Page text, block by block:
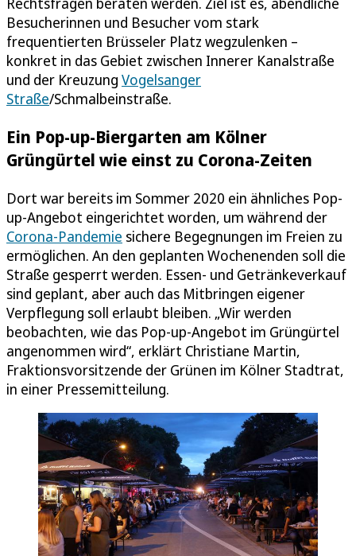
Besucherinnen und Besucher vom stark
frequentierten Brüsseler Platz wegzulenken –
konkret in das Gebiet zwischen Innerer Kanalstraße
und der Kreuzung Vogelsanger
Straße/Schmalbeinstraße.
Ein Pop-up-Biergarten am Kölner
Grüngürtel wie einst zu Corona-Zeiten
Dort war bereits im Sommer 2020 ein ähnliches Pop-
up-Angebot eingerichtet worden, um während der
Corona-Pandemie sichere Begegnungen im Freien zu
ermöglichen. An den geplanten Wochenenden soll die
Straße gesperrt werden. Essen- und Getränkeverkauf
sind geplant, aber auch das Mitbringen eigener
Verpflegung soll erlaubt bleiben. „Wir werden
beobachten, wie das Pop-up-Angebot im Grüngürtel
angenommen wird“, erklärt Christiane Martin,
Fraktionsvorsitzende der Grünen im Kölner Stadtrat,
in einer Pressemitteilung.